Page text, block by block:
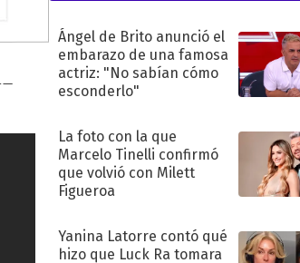
Ángel de Brito anunció el
embarazo de una famosa
actriz: "No sabían cómo
esconderlo"
La foto con la que
Marcelo Tinelli confirmó
que volvió con Milett
Figueroa
Yanina Latorre contó qué
hizo que Luck Ra tomara